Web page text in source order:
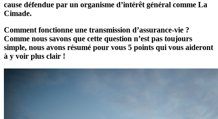
cause défendue par un organisme d’intérêt général comme La
Cimade.
Comment fonctionne une transmission d’assurance-vie ?
Comme nous savons que cette question n’est pas toujours
simple, nous avons résumé pour vous 5 points qui vous aideront
à y voir plus clair !